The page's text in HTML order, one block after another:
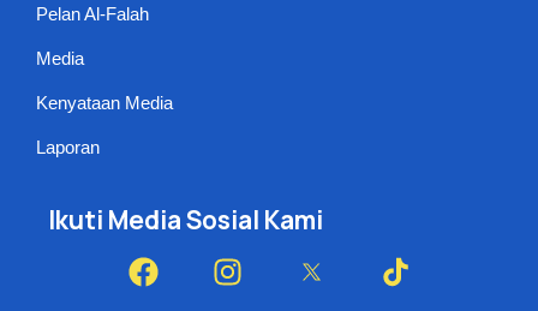
Pelan Al-Falah
Media
Kenyataan Media
Laporan
Ikuti Media Sosial Kami